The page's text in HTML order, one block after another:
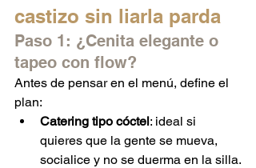
castizo sin liarla parda
Paso 1: ¿Cenita elegante o
tapeo con flow?
Antes de pensar en el menú, define el
plan:
Catering tipo cóctel: ideal si
quieres que la gente se mueva,
socialice y no se duerma en la silla.